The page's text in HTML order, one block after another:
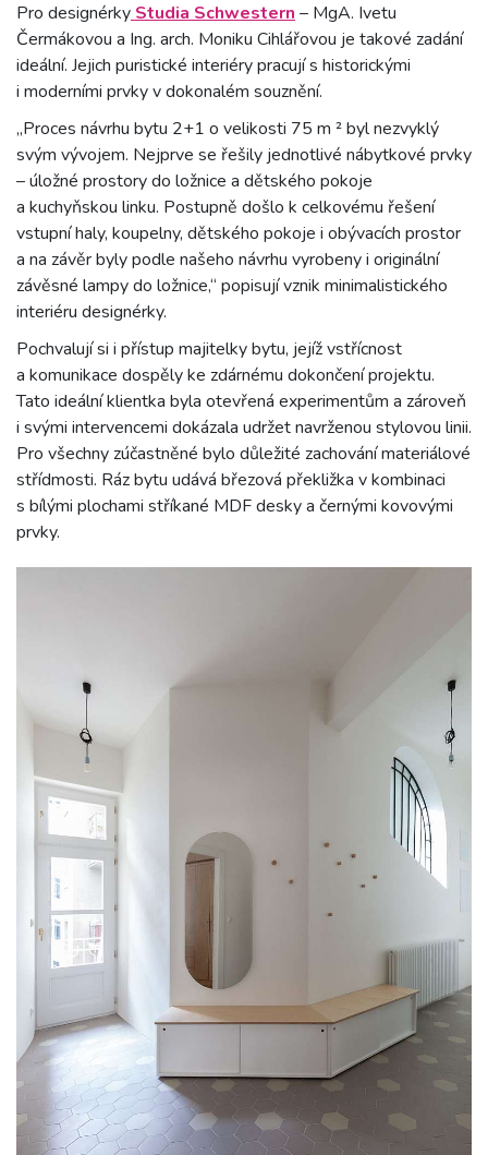
Pro designérkyStudia Schwestern– MgA. Ivetu
Čermákovou a Ing. arch. Moniku Cihlářovou je takové zadání
ideální. Jejich puristické interiéry pracují s historickými
i moderními prvky v dokonalém souznění.
„Proces návrhu bytu 2+1 o velikosti 75 m ² byl nezvyklý
svým vývojem. Nejprve se řešily jednotlivé nábytkové prvky
– úložné prostory do ložnice a dětského pokoje
a kuchyňskou linku. Postupně došlo k celkovému řešení
vstupní haly, koupelny, dětského pokoje i obývacích prostor
a na závěr byly podle našeho návrhu vyrobeny i originální
závěsné lampy do ložnice,“ popisují vznik minimalistického
interiéru designérky.
Pochvalují si i přístup majitelky bytu, jejíž vstřícnost
a komunikace dospěly ke zdárnému dokončení projektu.
Tato ideální klientka byla otevřená experimentům a zároveň
i svými intervencemi dokázala udržet navrženou stylovou linii.
Pro všechny zúčastněné bylo důležité zachování materiálové
střídmosti. Ráz bytu udává březová překližka v kombinaci
s bílými plochami stříkané MDF desky a černými kovovými
prvky.